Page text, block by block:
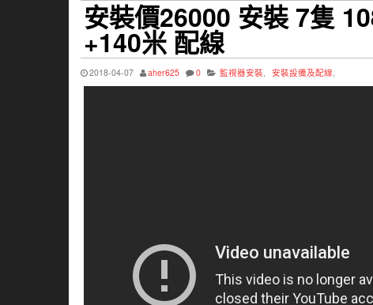
安裝價26000 安裝 7隻
+140米 配線
2018-04-07 aher625 0 監視器安裝, 安裝設備及配線,